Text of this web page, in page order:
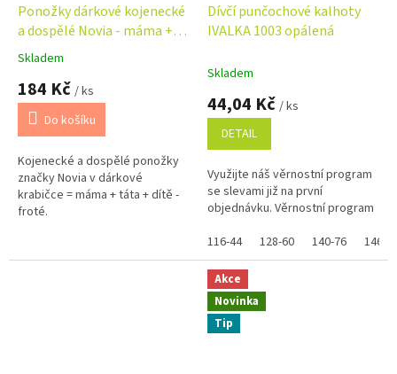
Ponožky dárkové kojenecké
a dospělé Novia - máma +
táta + dítě - pes
Průměrné
hodnocení
produktu
5,0
5
hvězdiček.
Skladem
184 Kč / ks
Do košíku
Kojenecké a dospělé ponožky
značky Novia v dárkové
krabičce = máma + táta + dítě -
froté.
Dívčí punčochové kalhoty
IVALKA 1003 opálená
Skladem
44,04 Kč / ks
DETAIL
Využijte náš věrnostní program
se slevami již na první
objednávku. Věrnostní program
116-44
128-60 140-76 146-
Akce
Novinka
Tip